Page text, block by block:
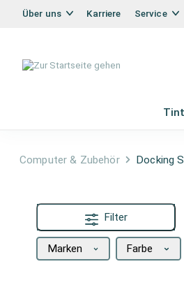
Über uns Karriere Service
Computer & Zubehör Docking
Filter
Marken Farbe